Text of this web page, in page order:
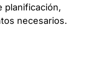
planificación,
necesarios.